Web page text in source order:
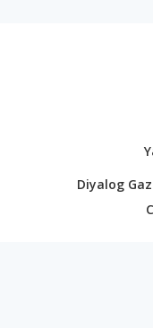
Diyalog